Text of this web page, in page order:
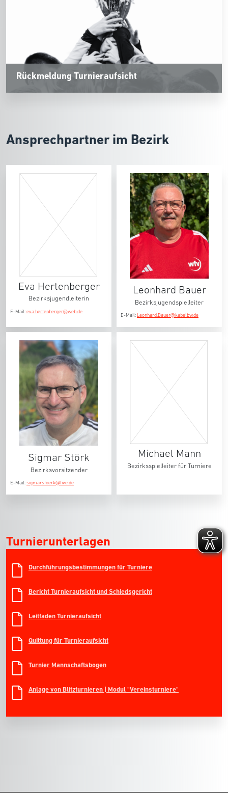
Rückmeldung Turnieraufsicht
Ansprechpartner im Bezirk
Eva Hertenberger
Bezirksjugendleiterin
E-Mail:eva.hertenberger@web.de
Leonhard Bauer
Bezirksjugendspielleiter
E-Mail: Leonhard.Bauer@kabelbw.de
Sigmar Störk
Bezirksvorsitzender
E-Mail:sigmarstoerk@live.de
Michael Mann
Bezirksspielleiter für Turniere
Turnierunterlagen
Durchführungsbestimmungen für Turniere
Bericht Turnieraufsicht und Schiedsgericht
Leitfaden Turnieraufsicht
Quittung für Turnieraufsicht
Turnier Mannschaftsbogen
Anlage von Blitzturnieren | Modul "Vereinsturniere"